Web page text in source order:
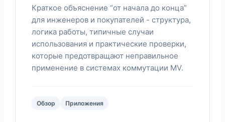
Краткое объяснение “от начала до конца”
для инженеров и покупателей - структура,
логика работы, типичные случаи
использования и практические проверки,
которые предотвращают неправильное
применение в системах коммутации MV.
Обзор Приложения